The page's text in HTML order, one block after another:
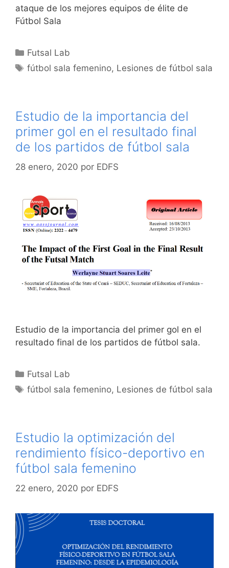
ataque de los mejores equipos de élite de
Fútbol Sala
Categorías
Futsal Lab
Etiquetas
fútbol sala femenino, Lesiones de fútbol sala
Estudio de la importancia del
primer gol en el resultado final
de los partidos de fútbol sala
28 enero, 2020 por EDFS
Estudio de la importancia del primer gol en el
resultado final de los partidos de fútbol sala.
Categorías
Futsal Lab
Etiquetas
fútbol sala femenino, Lesiones de fútbol sala
Estudio la optimización del
rendimiento físico-deportivo en
fútbol sala femenino
22 enero, 2020 por EDFS